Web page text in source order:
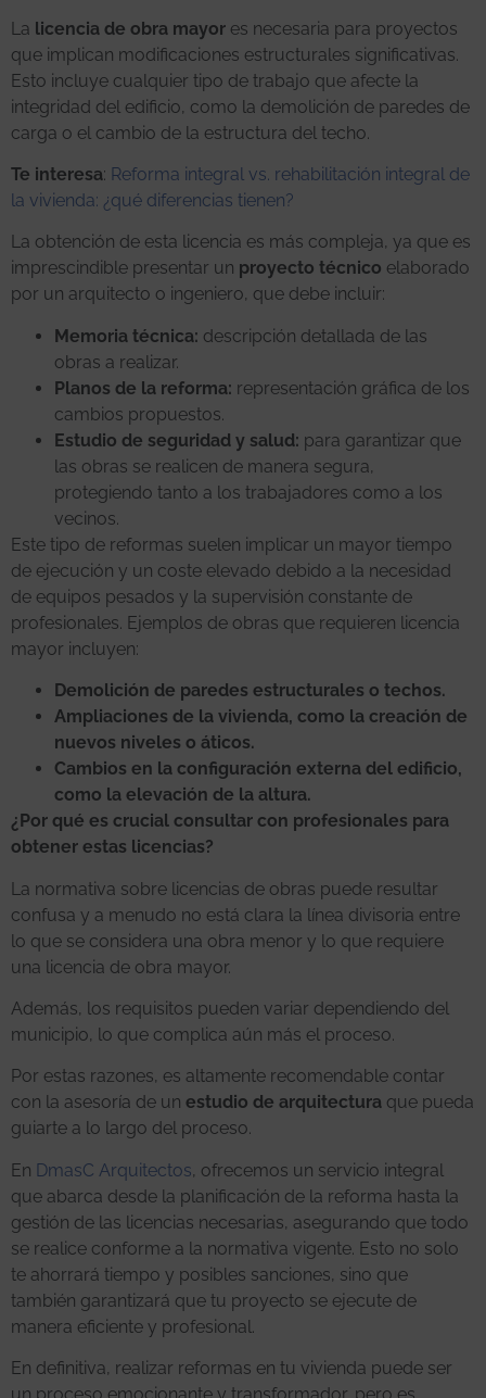
La licencia de obra mayor es necesaria para proyectos
que implican modificaciones estructurales significativas.
Esto incluye cualquier tipo de trabajo que afecte la
integridad del edificio, como la demolición de paredes de
carga o el cambio de la estructura del techo.
Te interesa: Reforma integral vs. rehabilitación integral de
la vivienda: ¿qué diferencias tienen?
La obtención de esta licencia es más compleja, ya que es
imprescindible presentar un proyecto técnico elaborado
por un arquitecto o ingeniero, que debe incluir:
Memoria técnica: descripción detallada de las
obras a realizar.
Planos de la reforma: representación gráfica de los
cambios propuestos.
Estudio de seguridad y salud: para garantizar que
las obras se realicen de manera segura,
protegiendo tanto a los trabajadores como a los
vecinos.
Este tipo de reformas suelen implicar un mayor tiempo
de ejecución y un coste elevado debido a la necesidad
de equipos pesados y la supervisión constante de
profesionales. Ejemplos de obras que requieren licencia
mayor incluyen:
Demolición de paredes estructurales o techos.
Ampliaciones de la vivienda, como la creación de
nuevos niveles o áticos.
Cambios en la configuración externa del edificio,
como la elevación de la altura.
¿Por qué es crucial consultar con profesionales para
obtener estas licencias?
La normativa sobre licencias de obras puede resultar
confusa y a menudo no está clara la línea divisoria entre
lo que se considera una obra menor y lo que requiere
una licencia de obra mayor.
Además, los requisitos pueden variar dependiendo del
municipio, lo que complica aún más el proceso.
Por estas razones, es altamente recomendable contar
con la asesoría de un estudio de arquitectura que pueda
guiarte a lo largo del proceso.
En DmasC Arquitectos, ofrecemos un servicio integral
que abarca desde la planificación de la reforma hasta la
gestión de las licencias necesarias, asegurando que todo
se realice conforme a la normativa vigente. Esto no solo
te ahorrará tiempo y posibles sanciones, sino que
también garantizará que tu proyecto se ejecute de
manera eficiente y profesional.
En definitiva, realizar reformas en tu vivienda puede ser